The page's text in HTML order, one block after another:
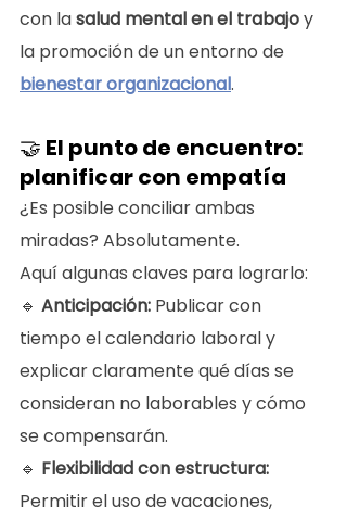
con la salud mental en el trabajo y
la promoción de un entorno de
bienestar organizacional.
🤝 El punto de encuentro:
planificar con empatía
¿Es posible conciliar ambas
miradas? Absolutamente.
Aquí algunas claves para lograrlo:
🔹 Anticipación: Publicar con
tiempo el calendario laboral y
explicar claramente qué días se
consideran no laborables y cómo
se compensarán.
🔹 Flexibilidad con estructura:
Permitir el uso de vacaciones,